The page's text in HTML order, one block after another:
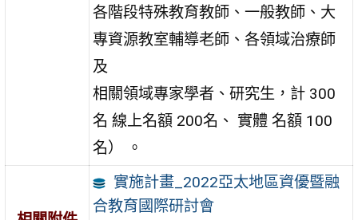
各階段特殊教育教師、一般教師、大
專資源教室輔導老師、各領域治療師
及
相關領域專家學者、研究生，計 300
名 線上名額 200名、 實體 名額 100
名） 。
實施計畫_2022亞太地區資優暨融
合教育國際研討會